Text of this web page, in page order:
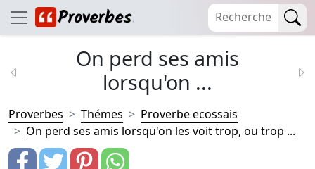
On perd ses amis
lorsqu'on ...
Proverbes Thémes
Proverbe ecossais
On perd ses amis lorsqu'on les voit trop, ou trop ...